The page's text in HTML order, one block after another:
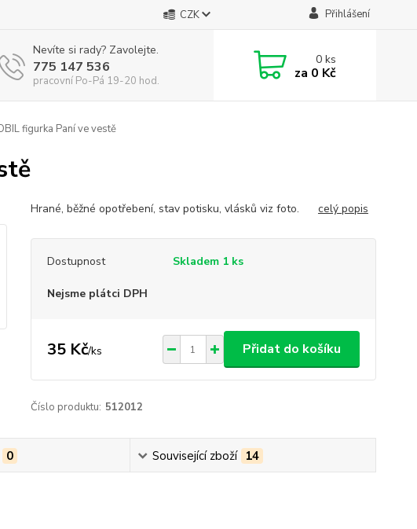
CZK Přihlášení
Nevíte si rady? Zavolejte.
775 147 536
pracovní Po-Pá 19-20 hod.
0ks
za 0 Kč
figurka Paní ve vestě
Hrané, běžné opotřebení, stav potisku, vlásků viz foto. celý popis
Dostupnost Skladem 1 ks
Nejsme plátci DPH
35 Kč/ks Přidat do košíku
Číslo produktu: 512012
0 Související zboží 14